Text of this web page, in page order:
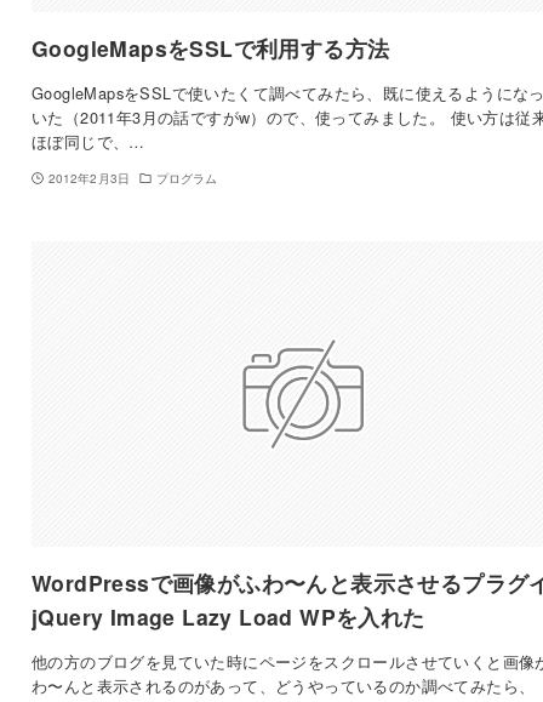
GoogleMapsをSSLで利用する方法
GoogleMapsをSSLで使いたくて調べてみたら、既に使えるようにな
いた（2011年3月の話ですがw）ので、使ってみました。 使い方は従
ほぼ同じで、…
2012年2月3日 プログラム
WordPressで画像がふわ〜んと表示させるプラグ
jQuery Image Lazy Load WPを入れた
他の方のブログを見ていた時にページをスクロールさせていくと画像
わ〜んと表示されるのがあって、どうやっているのか調べてみたら、